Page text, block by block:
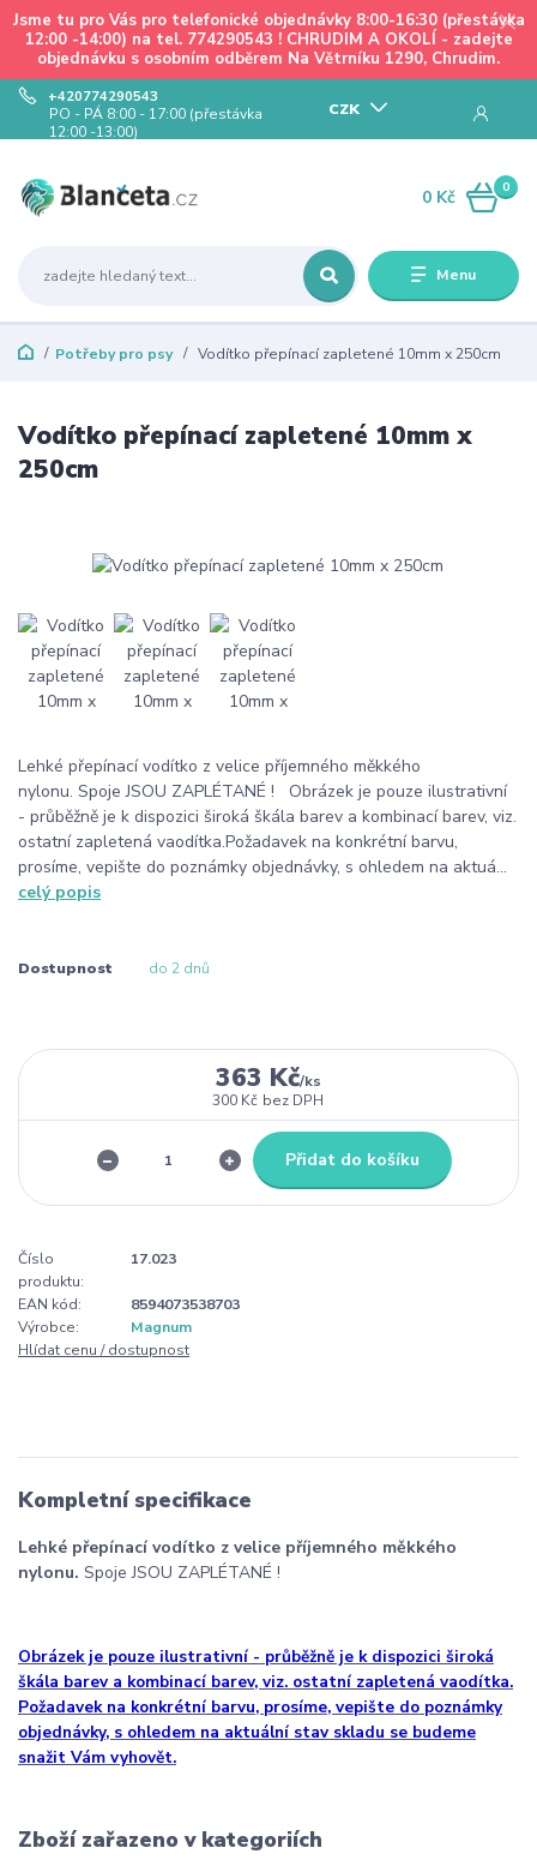
Jsme tu pro Vás pro telefonické objednávky 8:00-16:30 (přestávka
12:00 -14:00) na tel. 774290543 ! CHRUDIM A OKOLÍ - zadejte
objednávku s osobním odběrem Na Větrníku 1290, Chrudim.
Menu
CZK
+420774290543
PO - PÁ 8:00 - 17:00 (přestávka
12:00 -13:00)
0
0 Kč
Potřeby pro psy Vodítko přepínací zapletené 10mm x 250cm
Vodítko přepínací zapletené 10mm x
250cm
Lehké přepínací vodítko z velice příjemného měkkého
nylonu. Spoje JSOU ZAPLÉTANÉ ! Obrázek je pouze ilustrativní
- průběžně je k dispozici široká škála barev a kombinací barev, viz.
ostatní zapletená vaodítka.Požadavek na konkrétní barvu,
prosíme, vepište do poznámky objednávky, s ohledem na aktuá...
celý popis
Dostupnost do 2 dnů
363 Kč/ks
300 Kč bez DPH
Přidat do košíku
Číslo
produktu:
17.023
EAN kód:
8594073538703
Výrobce:
Magnum
Hlídat cenu / dostupnost
Kompletní specifikace
Lehké přepínací vodítko z velice příjemného měkkého
nylonu. Spoje JSOU ZAPLÉTANÉ !
Obrázek je pouze ilustrativní - průběžně je k dispozici široká
škála barev a kombinací barev, viz. ostatní zapletená vaodítka.
Požadavek na konkrétní barvu, prosíme, vepište do poznámky
objednávky, s ohledem na aktuální stav skladu se budeme
snažit Vám vyhovět.
Zboží zařazeno v kategoriích